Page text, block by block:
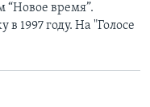
“Новое время”.
1997 году. На "Голосе